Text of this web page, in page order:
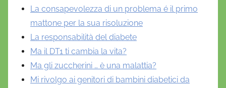
La consapevolezza di un problema é il primo
mattone per la sua risoluzione
La responsabilità del diabete
Ma il DT1 ti cambia la vita?
Ma gli zuccherini … è una malattia?
Mi rivolgo ai genitori di bambini diabetici da